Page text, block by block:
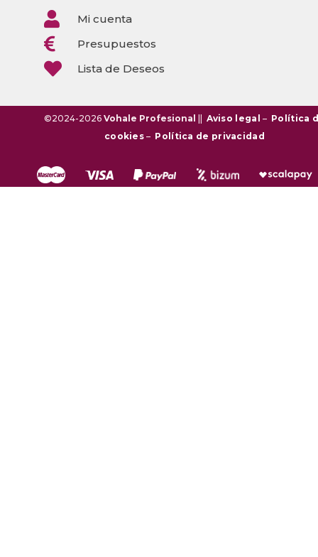
 Mi cuenta
 Presupuestos
 Lista de Deseos
©2024-2026 Vohale Profesional Aviso legal – Política
cookies– Política de privacidad